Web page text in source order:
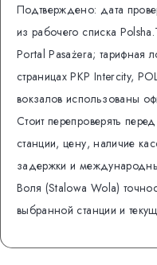
Подтверждено: дата
из рабочего списка
Portal Pasażera; тарифная
страницах PKP Intercity,
вокзалов использованы
Стоит перепроверять
станции, цену, наличие
задержки и
Воля (Stalowa Wola)
выбранной станции и